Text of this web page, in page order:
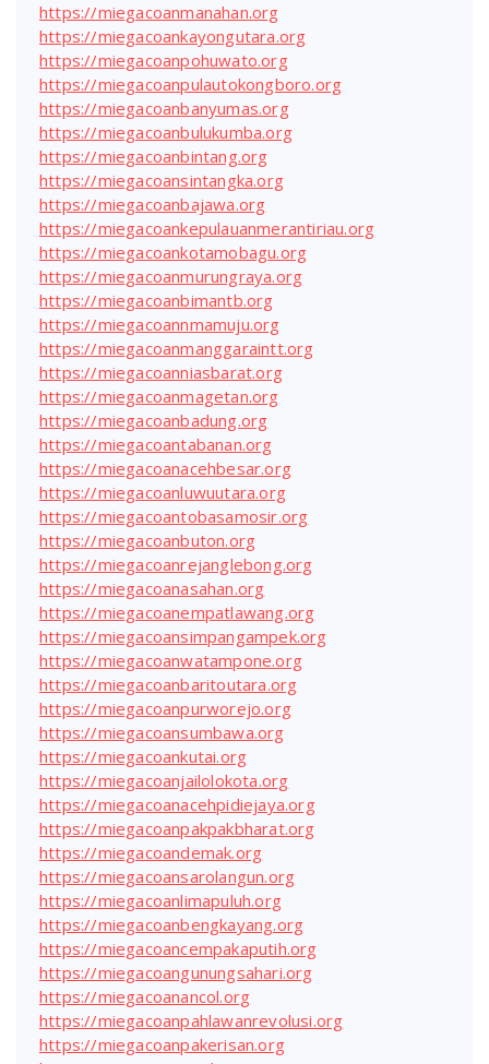
https://miegacoanmanahan.org
https://miegacoankayongutara.org
https://miegacoanpohuwato.org
https://miegacoanpulautokongboro.org
https://miegacoanbanyumas.org
https://miegacoanbulukumba.org
https://miegacoanbintang.org
https://miegacoansintangka.org
https://miegacoanbajawa.org
https://miegacoankepulauanmerantiriau.org
https://miegacoankotamobagu.org
https://miegacoanmurungraya.org
https://miegacoanbimantb.org
https://miegacoannmamuju.org
https://miegacoanmanggaraintt.org
https://miegacoanniasbarat.org
https://miegacoanmagetan.org
https://miegacoanbadung.org
https://miegacoantabanan.org
https://miegacoanacehbesar.org
https://miegacoanluwuutara.org
https://miegacoantobasamosir.org
https://miegacoanbuton.org
https://miegacoanrejanglebong.org
https://miegacoanasahan.org
https://miegacoanempatlawang.org
https://miegacoansimpangampek.org
https://miegacoanwatampone.org
https://miegacoanbaritoutara.org
https://miegacoanpurworejo.org
https://miegacoansumbawa.org
https://miegacoankutai.org
https://miegacoanjailolokota.org
https://miegacoanacehpidiejaya.org
https://miegacoanpakpakbharat.org
https://miegacoandemak.org
https://miegacoansarolangun.org
https://miegacoanlimapuluh.org
https://miegacoanbengkayang.org
https://miegacoancempakaputih.org
https://miegacoangunungsahari.org
https://miegacoanancol.org
https://miegacoanpahlawanrevolusi.org
https://miegacoanpakerisan.org